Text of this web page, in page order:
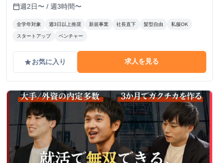
calendar_today週2日〜 / 週3時間〜
全学年対象 週3日以上推奨 新規事業 社長直下 髪型自由 私服OK
スタートアップ ベンチャー
gradeお気に入り 求人を見る